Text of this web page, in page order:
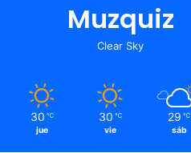
Muzquiz
Clear Sky
30 ℃
jue
30 ℃
vie
29 ℃
sáb